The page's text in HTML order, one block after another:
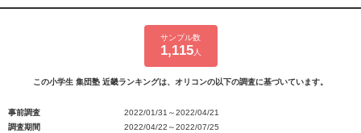
サンプル数
1,115人
この小学生 集団塾 近畿ランキングは、オリコンの以下の調査に基づいています。
事前調査
2022/01/31～2022/04/21
調査期間
2022/04/22～2022/07/25